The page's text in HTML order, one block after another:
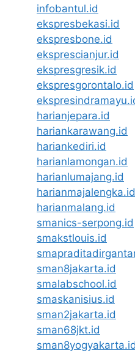
infobantul.id
ekspresbekasi.id
ekspresbone.id
eksprescianjur.id
ekspresgresik.id
ekspresgorontalo.id
harianjepara.id
hariankarawang.id
hariankediri.id
harianlamongan.id
harianlumajang.id
harianmajalengka.id
harianmalang.id
smanics-serpong.id
smakstlouis.id
sman8jakarta.id
smalabschool.id
smaskanisius.id
sman2jakarta.id
sman68jkt.id
sman8yogyakarta.id